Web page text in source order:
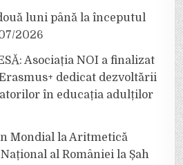
luni până la începutul
2026
Asociația NOI a finalizat
dedicat dezvoltării
în educația adulților
Mondial la Aritmetică
al României la Șah